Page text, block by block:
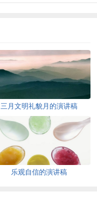
三月文明礼貌月的演讲稿
乐观自信的演讲稿